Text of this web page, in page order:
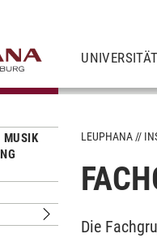
UNIVERSITÄT
MUSIK
Untermenu Aktuelles
LEUPHANA
Die